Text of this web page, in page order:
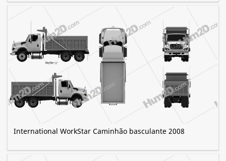
International WorkStar Caminhão basculante 2008